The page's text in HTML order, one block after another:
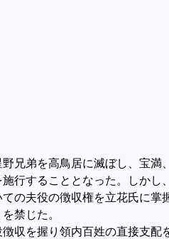
兄弟を高鳥居に滅ぼし、宝満
行することとなった。しかし
の夫役の徴収権を立花氏に掌
禁じた。
収を握り領内百姓の直接支配